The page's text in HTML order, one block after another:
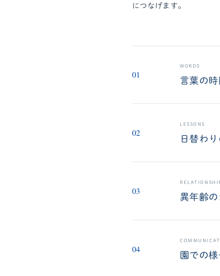
につなげます。
01
WORDS
言葉の時
02
LESSONS
日替わ
03
異年齢の
04
園での